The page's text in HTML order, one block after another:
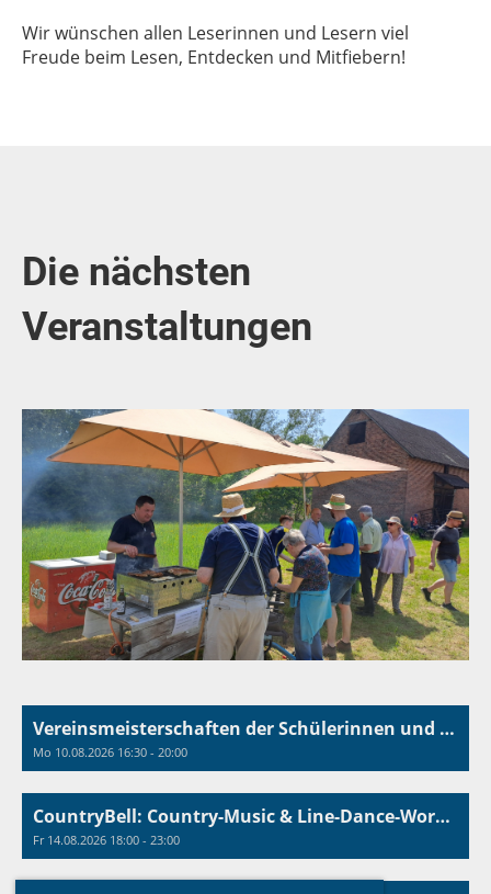
Wir wünschen allen Leserinnen und Lesern viel
Freude beim Lesen, Entdecken und Mitfiebern!
Die nächsten
Veranstaltungen
Vereinsmeisterschaften der Schülerinnen und Schüler
Mo 10.08.2026 16:30 - 20:00
CountryBell: Country-Music & Line-Dance-Workshop
Fr 14.08.2026 18:00 - 23:00